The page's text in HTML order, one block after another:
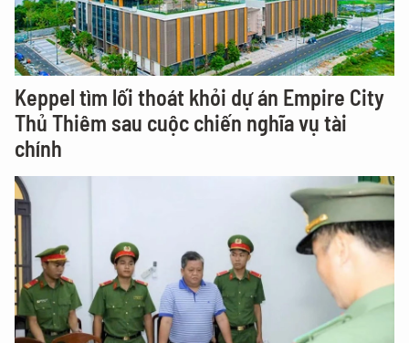
Keppel tìm lối thoát khỏi dự án Empire City
Thủ Thiêm sau cuộc chiến nghĩa vụ tài
chính